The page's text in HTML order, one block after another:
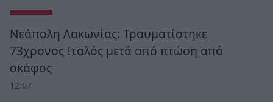
Νεάπολη Λακωνίας: Τραυματίστηκε
73χρονος Ιταλός μετά από πτώση από
σκάφος
12:07